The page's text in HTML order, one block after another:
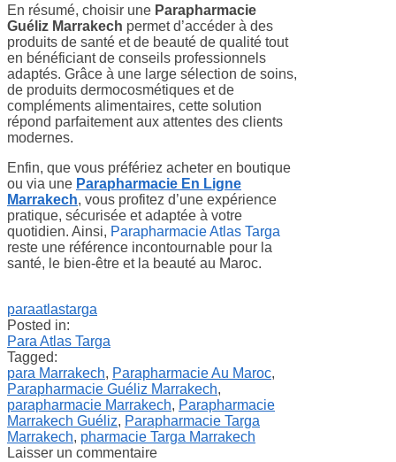
En résumé, choisir une Parapharmacie
Guéliz Marrakech permet d’accéder à des
produits de santé et de beauté de qualité tout
en bénéficiant de conseils professionnels
adaptés. Grâce à une large sélection de soins,
de produits dermocosmétiques et de
compléments alimentaires, cette solution
répond parfaitement aux attentes des clients
modernes.
Enfin, que vous préfériez acheter en boutique
ou via une Parapharmacie En Ligne
Marrakech, vous profitez d’une expérience
pratique, sécurisée et adaptée à votre
quotidien. Ainsi, Parapharmacie Atlas Targa
reste une référence incontournable pour la
santé, le bien-être et la beauté au Maroc.
paraatlastarga
Posted in:
Para Atlas Targa
Tagged:
para Marrakech, Parapharmacie Au Maroc,
Parapharmacie Guéliz Marrakech,
parapharmacie Marrakech, Parapharmacie
Marrakech Guéliz, Parapharmacie Targa
Marrakech, pharmacie Targa Marrakech
Laisser un commentaire